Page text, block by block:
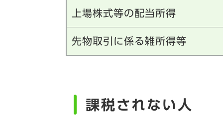
上場株式等の配当所得
先物取引に係る雑所得等
課税されない人